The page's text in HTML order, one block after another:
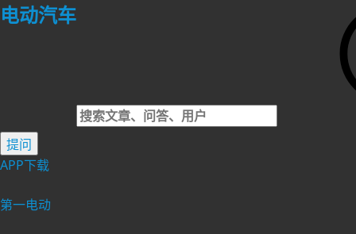
电动汽车
提问
APP下载
第一电动